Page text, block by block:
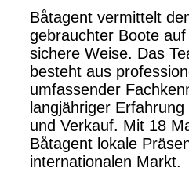
Båtagent vermittelt
gebrauchter Boote
sichere Weise. Das
besteht aus
umfassender
langjähriger
und Verkauf. Mit 18
Båtagent lokale
internationalen Markt.